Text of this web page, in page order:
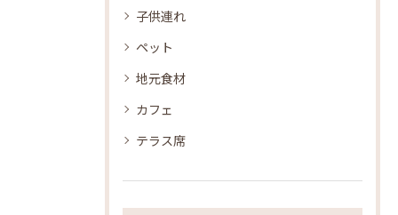
子供連れ
ペット
地元食材
カフェ
テラス席